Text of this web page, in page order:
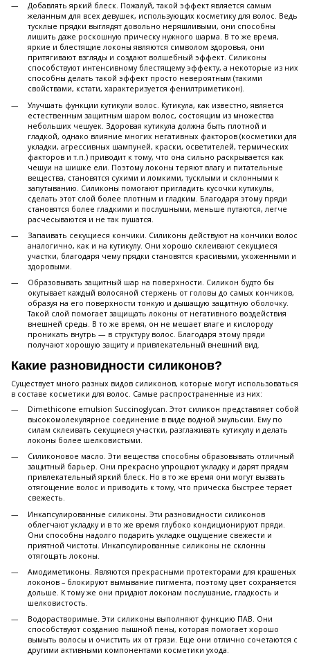
Добавлять яркий блеск. Пожалуй, такой эффект является самым
желанным для всех девушек, использующих косметику для волос. Ведь
тусклые прядки выглядят довольно неряшливыми, они способны
лишить даже роскошную прическу нужного шарма. В то же время,
яркие и блестящие локоны являются символом здоровья, они
притягивают взгляды и создают волшебный эффект. Силиконы
способствуют интенсивному блестящему эффекту, а некоторые из них
способны делать такой эффект просто невероятным (такими
свойствами, кстати, характеризуется фенилтриметикон).
Улучшать функции кутикули волос. Кутикула, как известно, является
естественным защитным шаром волос, состоящим из множества
небольших чешуек. Здоровая кутикула должна быть плотной и
гладкой, однако влияние многих негативных факторов (косметики для
укладки, агрессивных шампуней, краски, осветителей, термических
факторов и т.п.) приводит к тому, что она сильно раскрывается как
чешуи на шишке ели. Поэтому локоны теряют влагу и питательные
вещества, становятся сухими и ломкими, тусклыми и склонными к
запутыванию. Силиконы помогают пригладить кусочки кутикулы,
сделать этот слой более плотным и гладким. Благодаря этому пряди
становятся более гладкими и послушными, меньше путаются, легче
расчесываются и не так пушатся.
Запаивать секущиеся кончики. Силиконы действуют на кончики волос
аналогично, как и на кутикулу. Они хорошо склеивают секущиеся
участки, благодаря чему прядки становятся красивыми, ухоженными и
здоровыми.
Образовывать защитный шар на поверхности. Силикон будто бы
окутывает каждый волосяной стержень от головы до самых кончиков,
образуя на его поверхности тонкую и дышащую защитную оболочку.
Такой слой помогает защищать локоны от негативного воздействия
внешней среды. В то же время, он не мешает влаге и кислороду
проникать внутрь — в структуру волос. Благодаря этому пряди
получают хорошую защиту и привлекательный внешний вид.
Какие разновидности силиконов?
Существует много разных видов силиконов, которые могут использоваться
в составе косметики для волос. Самые распространенные из них:
Dimethicone emulsion Succinoglycan. Этот силикон представляет собой
высокомолекулярное соединение в виде водной эмульсии. Ему по
силам склеивать секущиеся участки, разглаживать кутикулу и делать
локоны более шелковистыми.
Силиконовое масло. Эти вещества способны образовывать отличный
защитный барьер. Они прекрасно упрощают укладку и дарят прядям
привлекательный яркий блеск. Но в то же время они могут вызвать
отягощение волос и приводить к тому, что прическа быстрее теряет
свежесть.
Инкапсулированные силиконы. Эти разновидности силиконов
облегчают укладку и в то же время глубоко кондиционируют пряди.
Они способны надолго подарить укладке ощущение свежести и
приятной чистоты. Инкапсулированные силиконы не склонны
отягощать локоны.
Амодиметиконы. Являются прекрасными протекторами для крашеных
локонов – блокируют вымывание пигмента, поэтому цвет сохраняется
дольше. К тому же они придают локонам послушание, гладкость и
шелковистость.
Водорастворимые. Эти силиконы выполняют функцию ПАВ. Они
способствуют созданию пышной пены, которая помогает хорошо
вымыть волосы и очистить их от грязи. Еще они отлично сочетаются с
другими активными компонентами косметики ухода.